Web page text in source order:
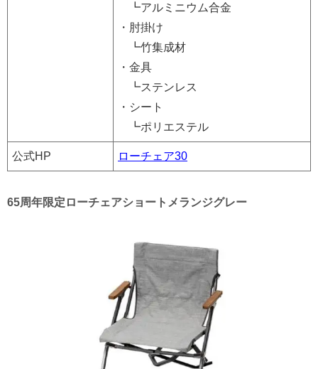
┗アルミニウム合金
・肘掛け
┗竹集成材
・金具
┗ステンレス
・シート
┗ポリエステル
公式HP ローチェア30
65周年限定ローチェアショートメランジグレー